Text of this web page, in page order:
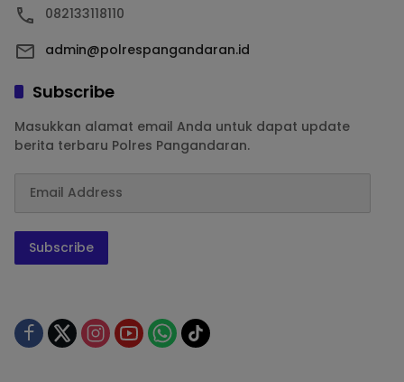
082133118110
admin@polrespangandaran.id
Subscribe
Masukkan alamat email Anda untuk dapat update
berita terbaru Polres Pangandaran.
Subscribe